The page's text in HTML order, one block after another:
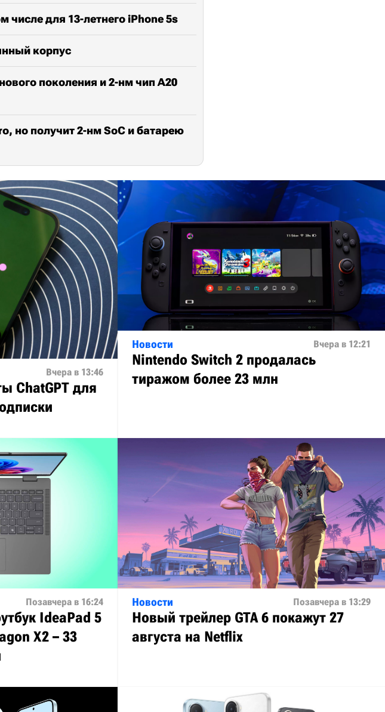
числе для 13-летнего iPhone 5s
корпус
поколения и 2-нм чип A20
но получит 2-нм SoC и батарею
Вчера в 13:46
ChatGPT для
Новости Вчера в 12:21
Nintendo Switch 2 продалась
тиражом более 23 млн
Позавчера в 16:24
IdeaPad 5
X2 – 33
Новости Позавчера в 13:29
Новый трейлер GTA 6 покажут 27
августа на Netflix